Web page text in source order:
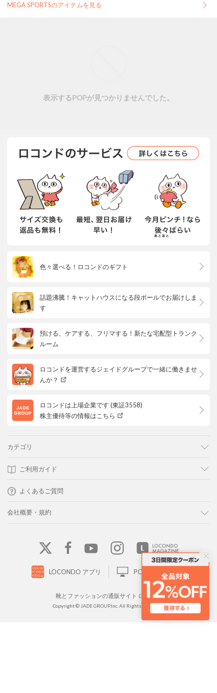
MEGA SPORTSのアイテムを見る
表示するPOPが見つかりませんでした。
色々選べる！ロコンドのギフト
話題沸騰！キャットハウスになる段ボールでお届けしま
す
預ける、ケアする、フリマする！新たな宅配型トランク
ルーム
ロコンドを運営するジェイドグループで一緒に働きませ
んか？
ロコンドは上場企業です (東証3558)
株主優待等の情報はこちら
カテゴリ
ご利用ガイド
よくあるご質問
会社概要・規約
LOCONDO アプリ PC版サイトを表示
靴とファッションの通販サイト ロコンド
Copyright © JADE GROUP,Inc. All Rights Reserved